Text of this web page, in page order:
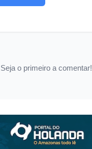
Seja o primeiro a comentar!